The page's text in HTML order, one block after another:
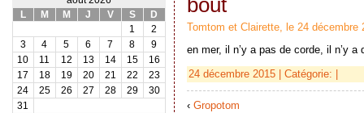
L
M M J V S
D
1
2
3
4 5 6 7 8
9
10
11 12 13 14 15
16
17
18 19 20 21 22
23
24
25 26 27 28 29
30
31
bout
Tomtom et Clairette, le 24 décembre
en mer, il n’y a pas de corde, il n’y
24 décembre 2015 | Catégorie: |
‹ Gropotom